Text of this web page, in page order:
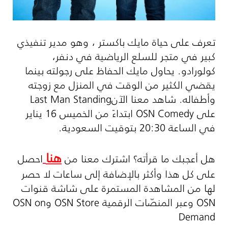
تعرف على حياة مايك باكستر ، وهو مدير تنفيذي
كبير في متجر للسلع الرياضية في دنفر،
كولورادو. يحاول مايك الحفاظ على رجولته بينما
يقضي الكثير من الوقت في المنزل مع زوجته
وأطفاله. شاهد معنا الآنLast Man Standing
علىOSN Comedy ابتداءً من الخميس 16 يناير
في الساعة 20:30 بتوقيت السعودية
.
هل أعجبك ما قرأته؟ اشترك معنا منهنااحصل
على كل هذا وأكثر بالإضافة إلى ساعات لا حصر
لها من المشاهدة المستمرة على شاشة قنوات
OSN وعبر المنصّات الرقميةOSN Store وOSN on
Demand